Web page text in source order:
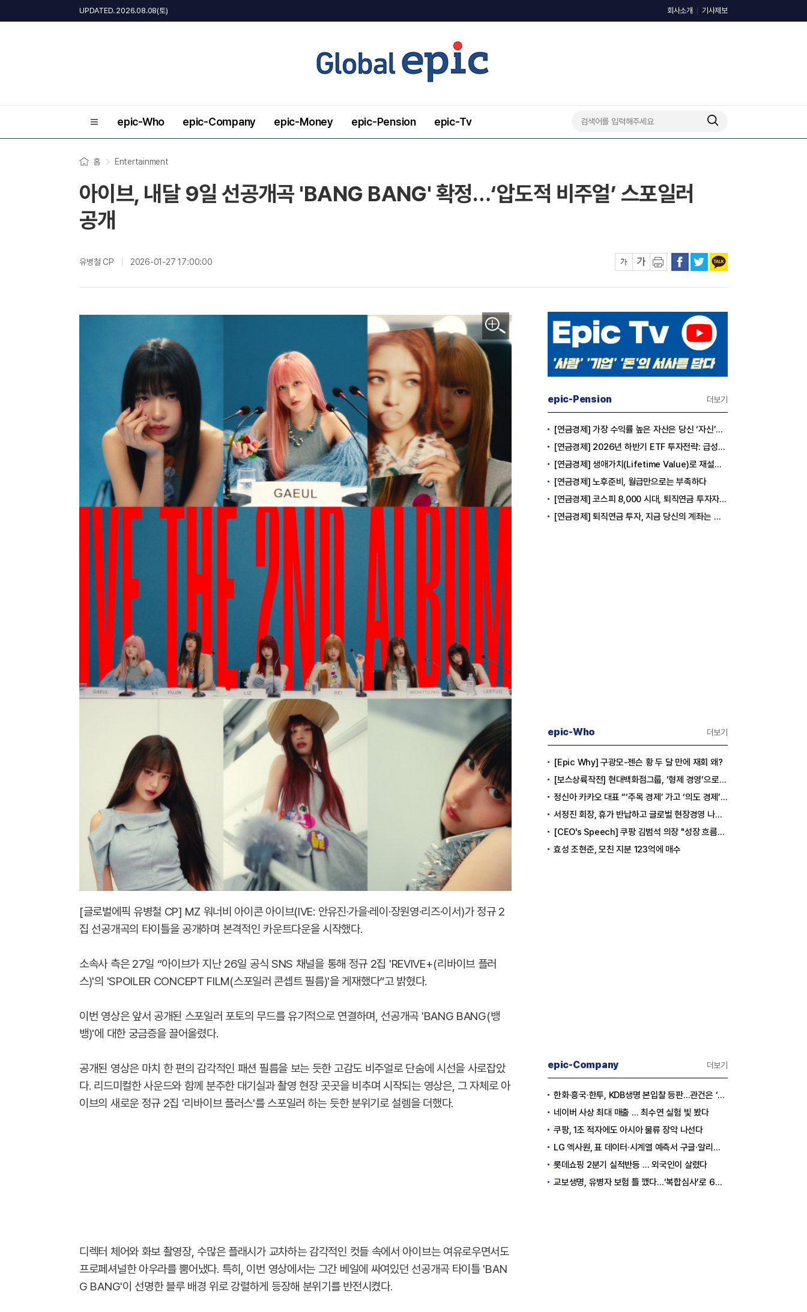
UPDATED. 2026.08.08(토) 회사소개 기사제보
epic-Who epic-Company epic-Money epic-Pension epic-Tv
홈 Entertainment
아이브, 내달 9일 선공개곡 'BANG BANG' 확정…‘압도적 비주얼’ 스포일러
공개
유병철 CP 2026-01-27 17:00:00
이미지 확대보기
[글로벌에픽 유병철 CP] MZ 워너비 아이콘 아이브(IVE: 안유진·가을·레이·장원영·리즈·이서)가 정규 2
집 선공개곡의 타이틀을 공개하며 본격적인 카운트다운을 시작했다.
소속사 측은 27일 “아이브가 지난 26일 공식 SNS 채널을 통해 정규 2집 'REVIVE+(리바이브 플러
스)'의 'SPOILER CONCEPT FILM(스포일러 콘셉트 필름)'을 게재했다”고 밝혔다.
이번 영상은 앞서 공개된 스포일러 포토의 무드를 유기적으로 연결하며, 선공개곡 'BANG BANG(뱅
뱅)'에 대한 궁금증을 끌어올렸다.
공개된 영상은 마치 한 편의 감각적인 패션 필름을 보는 듯한 고감도 비주얼로 단숨에 시선을 사로잡았
다. 리드미컬한 사운드와 함께 분주한 대기실과 촬영 현장 곳곳을 비추며 시작되는 영상은, 그 자체로 아
이브의 새로운 정규 2집 '리바이브 플러스'를 스포일러 하는 듯한 분위기로 설렘을 더했다.
디렉터 체어와 화보 촬영장, 수많은 플래시가 교차하는 감각적인 컷들 속에서 아이브는 여유로우면서도
프로페셔널한 아우라를 뿜어냈다. 특히, 이번 영상에서는 그간 베일에 싸여있던 선공개곡 타이틀 'BAN
G BANG'이 선명한 블루 배경 위로 강렬하게 등장해 분위기를 반전시켰다.
epic-Pension 더보기
[연금경제] 가장 수익률 높은 자산은 당신 ‘자신’이다
[연금경제] 2026년 하반기 ETF 투자전략: 급성장의 상반기를 접고, 이제 '실적'이 가르는 하반기를 맞다
[연금경제] 생애가치(Lifetime Value)로 재설계하는 은퇴 후 안정적 생활보장과 평생소득 전략
[연금경제] 노후준비, 월급만으로는 부족하다
[연금경제] 코스피 8,000 시대, 퇴직연금 투자자는 왜 지금 FOMO를 경계해야 하는가
[연금경제] 퇴직연금 투자, 지금 당신의 계좌는 어느 편인가?
epic-Who 더보기
[Epic Why] 구광모-젠슨 황 두 달 만에 재회 왜?
[보스상륙작전] 현대백화점그룹, ‘형제 경영’으로 방향 틀었다
정신아 카카오 대표 “‘주목 경제’ 가고 ‘의도 경제’ 왔다”
서정진 회장, 휴가 반납하고 글로벌 현장경영 나선다
[CEO's Speech] 쿠팡 김범석 의장 "성장 흐름은 변하지 않았다"
효성 조현준, 모친 지분 123억에 매수
epic-Company 더보기
한화·흥국·한투, KDB생명 본입찰 등판…관건은 ‘산은 증자 규모’
네이버 사상 최대 매출 … 최수연 실험 빛 봤다
쿠팡, 1조 적자에도 아시아 물류 장악 나선다
LG 엑사원, 표 데이터·시계열 예측서 구글·알리바바 제쳤다
롯데쇼핑 2분기 실적반등 … 외국인이 살렸다
교보생명, 유병자 보험 틀 깼다…‘복합심사’로 6개월 독점권 획득